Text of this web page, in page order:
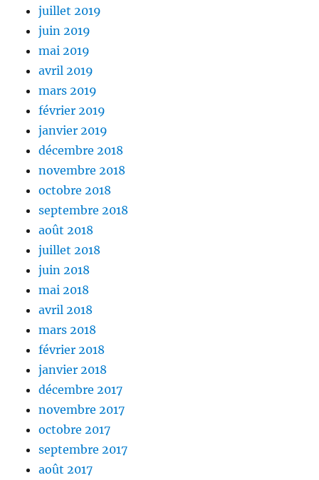
juillet 2019
juin 2019
mai 2019
avril 2019
mars 2019
février 2019
janvier 2019
décembre 2018
novembre 2018
octobre 2018
septembre 2018
août 2018
juillet 2018
juin 2018
mai 2018
avril 2018
mars 2018
février 2018
janvier 2018
décembre 2017
novembre 2017
octobre 2017
septembre 2017
août 2017